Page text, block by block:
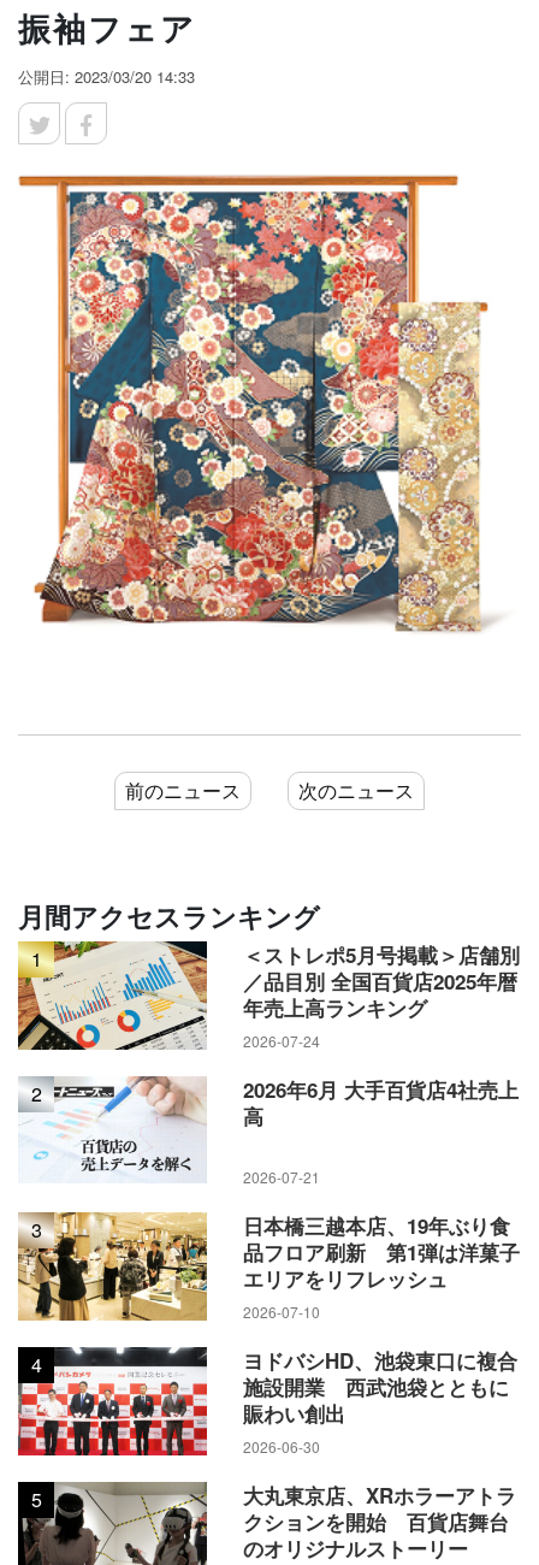
振袖フェア
公開日: 2023/03/20 14:33
前のニュース 次のニュース
月間アクセスランキング
1
＜ストレポ5月号掲載＞店舗別
／品目別 全国百貨店2025年暦
年売上高ランキング
2026-07-24
2
2026年6月 大手百貨店4社売上
高
2026-07-21
3
日本橋三越本店、19年ぶり食
品フロア刷新 第1弾は洋菓子
エリアをリフレッシュ
2026-07-10
4
ヨドバシHD、池袋東口に複合
施設開業 西武池袋とともに
賑わい創出
2026-06-30
5
大丸東京店、XRホラーアトラ
クションを開始 百貨店舞台
のオリジナルストーリー